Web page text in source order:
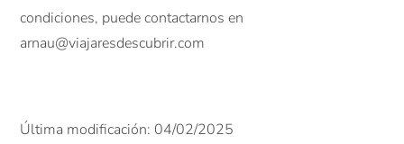
condiciones, puede contactarnos en
arnau@viajaresdescubrir.com
Última modificación: 04/02/2025